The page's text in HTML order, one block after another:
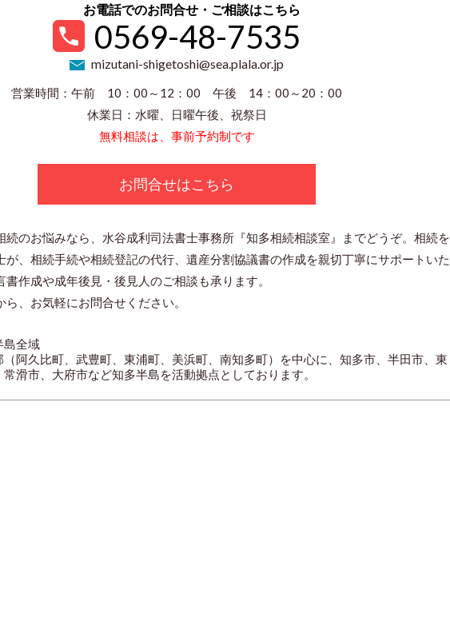
お電話でのお問合せ・ご相談はこちら
0569-48-7535
mizutani-shigetoshi@sea.plala.or.jp
営業時間：午前 10：00～12：00 午後 14：00～20：00
休業日：水曜、日曜午後、祝祭日
無料相談は、事前予約制です
お問合せはこちら
続のお悩みなら、水谷成利司法書士事務所『知多相続相談室』までどうぞ。相続を
が、相続手続や相続登記の代行、遺産分割協議書の作成を親切丁寧にサポートいた
書作成や成年後見・後見人のご相談も承ります。
ら、お気軽にお問合せください。
島全域
（阿久比町、武豊町、東浦町、美浜町、南知多町）を中心に、知多市、半田市、東
常滑市、大府市など知多半島を活動拠点としております。